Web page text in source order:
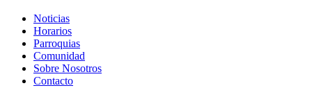
Noticias
Horarios
Parroquias
Comunidad
Sobre Nosotros
Contacto